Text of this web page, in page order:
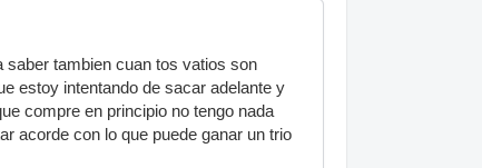
saber tambien cuan tos vatios son
estoy intentando de sacar adelante y
compre en principio no tengo nada
acorde con lo que puede ganar un trio